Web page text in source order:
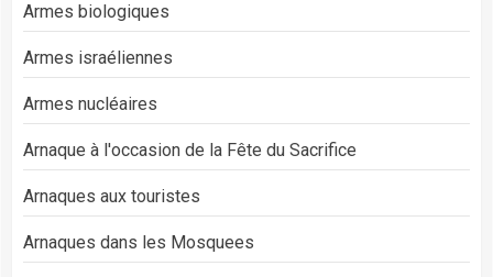
Armes biologiques
Armes israéliennes
Armes nucléaires
Arnaque à l'occasion de la Fête du Sacrifice
Arnaques aux touristes
Arnaques dans les Mosquees